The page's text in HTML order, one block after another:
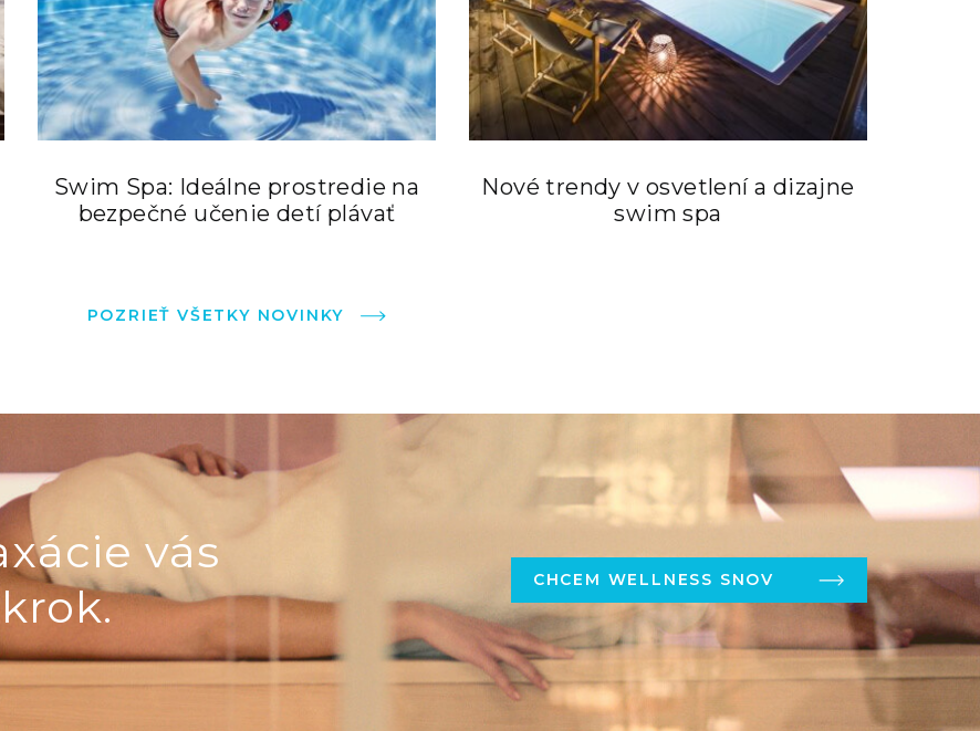
Swim Spa: Ideálne prostredie na
bezpečné učenie detí plávať
Nové trendy v osvetlení a dizajne
swim spa
POZRIEŤ VŠETKY NOVINKY
vás
CHCEM WELLNESS SNOV